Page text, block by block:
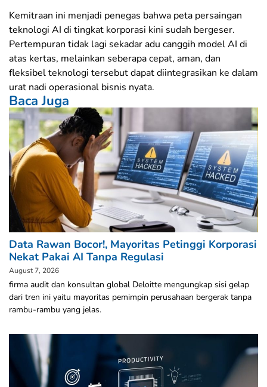
​Kemitraan ini menjadi penegas bahwa peta persaingan
teknologi AI di tingkat korporasi kini sudah bergeser.
Pertempuran tidak lagi sekadar adu canggih model AI di
atas kertas, melainkan seberapa cepat, aman, dan
fleksibel teknologi tersebut dapat diintegrasikan ke dalam
urat nadi operasional bisnis nyata.
Baca Juga
Data Rawan Bocor!, Mayoritas Petinggi Korporasi
Nekat Pakai AI Tanpa Regulasi
August 7, 2026
firma audit dan konsultan global Deloitte mengungkap sisi gelap
dari tren ini yaitu mayoritas pemimpin perusahaan bergerak tanpa
rambu-rambu yang jelas.